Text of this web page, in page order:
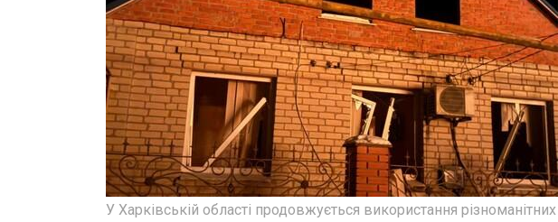
У Харківській області продовжується використання